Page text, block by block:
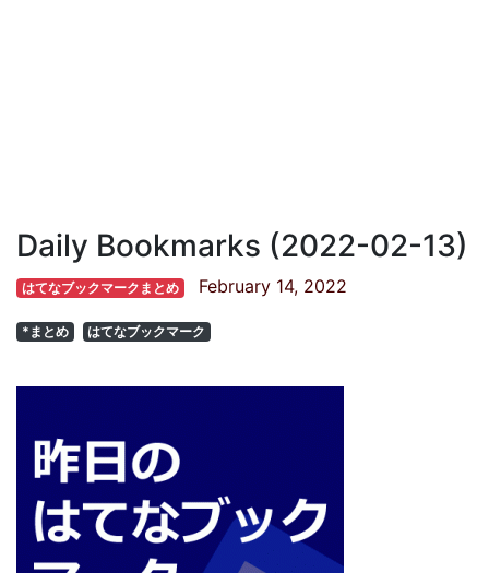
Daily Bookmarks (2022-02-13)
はてなブックマークまとめ February 14, 2022
*まとめ はてなブックマーク